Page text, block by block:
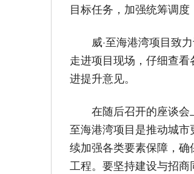
目标任务，加强统筹调
威·至海港湾项目致
走进项目现场，仔细查
进提升意见。
在随后召开的座谈
至海港湾项目是推动城
续加强各类要素保障，
工程。要坚持建设与招